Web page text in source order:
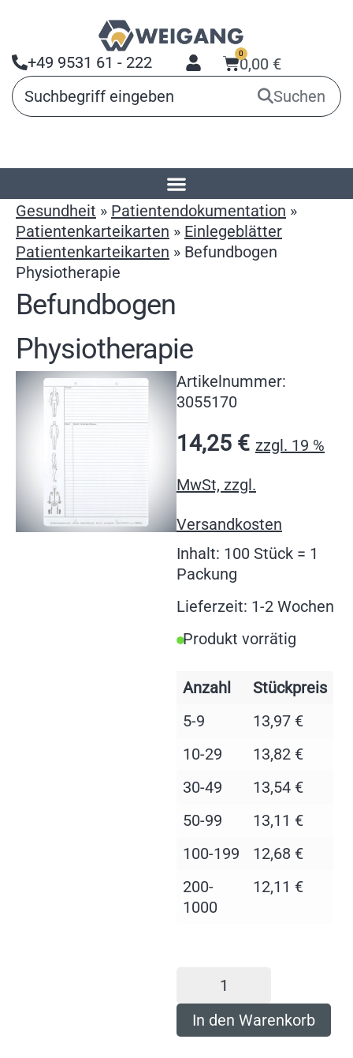
+49 9531 61 - 222 0,00 €
0
Suchen
»Arbeitsmittel für
Gesundheit » Patientendokumentation »
Patientenkarteikarten » Einlegeblätter
Patientenkarteikarten » Befundbogen
Physiotherapie
Befundbogen
Physiotherapie
Artikelnummer:
3055170
14,25 € zzgl. 19 %
MwSt, zzgl.
Versandkosten
Inhalt: 100 Stück = 1
Packung
Lieferzeit: 1-2 Wochen
Produkt vorrätig
Anzahl
Stückpreis
5-9
13,97 €
10-29
13,82 €
30-49
13,54 €
50-99
13,11 €
100-199
12,68 €
200-
1000
12,11 €
In den Warenkorb